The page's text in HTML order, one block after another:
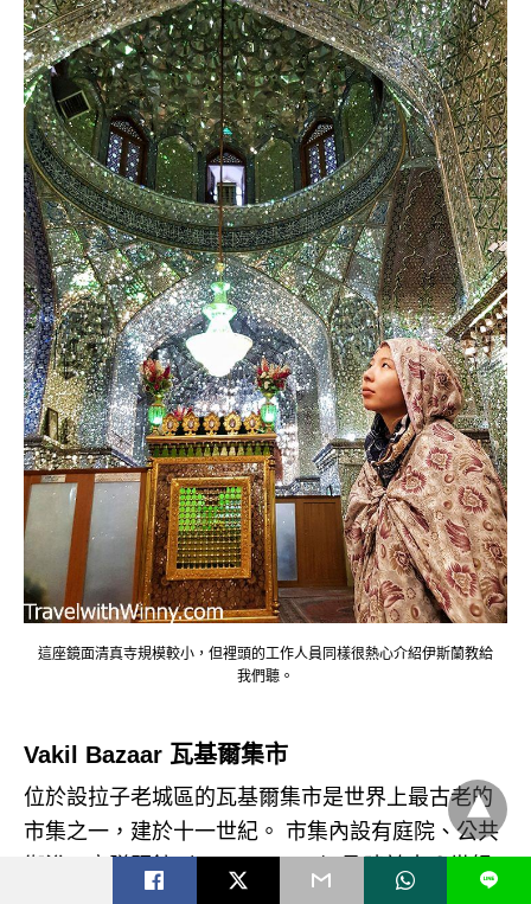
這座鏡面清真寺規模較小，但裡頭的工作人員同樣很熱心介紹伊斯蘭教給
我們聽。
Vakil Bazaar 瓦基爾集市
位於設拉子老城區的瓦基爾集市是世界上最古老的
市集之一，建於十一世紀。 市集內設有庭院、公共
衛浴、商隊驛館（Caravanserai）及建於十八世紀
L